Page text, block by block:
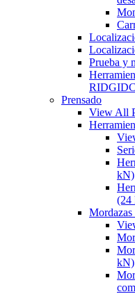
Prueba y
Prensado
View All
kN)
(24
Mordazas
kN)